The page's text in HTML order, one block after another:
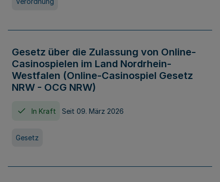
Gesetz über die Zulassung von Online-
Casinospielen im Land Nordrhein-
Westfalen (Online-Casinospiel Gesetz
NRW - OCG NRW)
In Kraft Seit 09. März 2026
Gesetz